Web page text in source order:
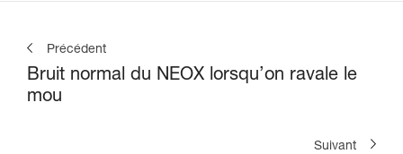
Précédent
Bruit normal du NEOX lorsqu’on ravale le
mou
Suivant